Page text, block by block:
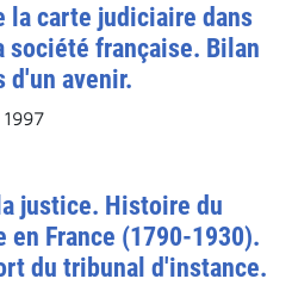
la carte judiciaire dans
société française. Bilan
d'un avenir.
justice. Histoire du
France (1790-1930).
du tribunal d'instance.